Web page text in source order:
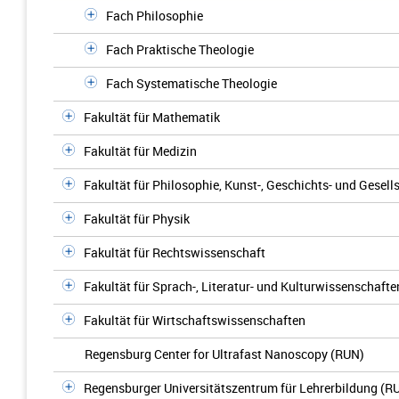
Fach Philosophie
Fach Praktische Theologie
Fach Systematische Theologie
Fakultät für Mathematik
Fakultät für Medizin
Fakultät für Philosophie, Kunst-, Geschichts- und
Fakultät für Physik
Fakultät für Rechtswissenschaft
Fakultät für Sprach-, Literatur- und
Fakultät für Wirtschaftswissenschaften
Regensburg Center for Ultrafast Nanoscopy (RUN)
Regensburger Universitätszentrum für Lehrerbildung